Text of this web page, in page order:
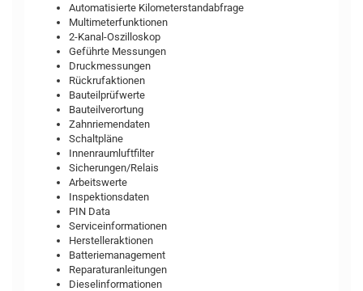
Automatisierte Kilometerstandabfrage
Multimeterfunktionen
2-Kanal-Oszilloskop
Geführte Messungen
Druckmessungen
Rückrufaktionen
Bauteilprüfwerte
Bauteilverortung
Zahnriemendaten
Schaltpläne
Innenraumluftfilter
Sicherungen/Relais
Arbeitswerte
Inspektionsdaten
PIN Data
Serviceinformationen
Herstelleraktionen
Batteriemanagement
Reparaturanleitungen
Dieselinformationen